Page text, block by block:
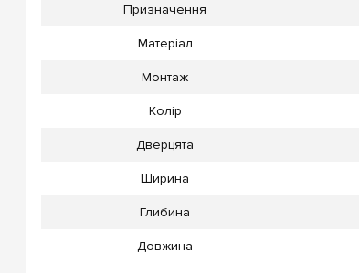
Призначення
Матеріал
Монтаж
Колір
Дверцята
Ширина
Глибина
Довжина